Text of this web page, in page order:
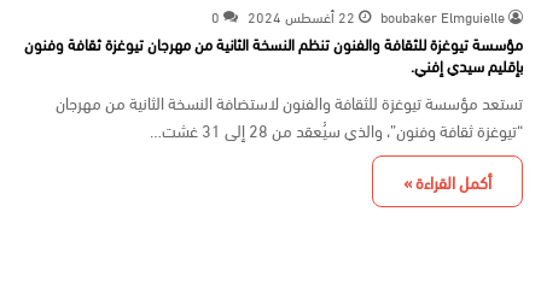
boubaker Elmguielle 22 أغسطس 2024 0
مؤسسة تيوغزة للثقافة والفنون تنظم النسخة الثانية من مهرجان تيوغزة ثقافة وفنون
بإقليم سيدي إفني.
تستعد مؤسسة تيوغزة للثقافة والفنون لاستضافة النسخة الثانية من مهرجان
“تيوغزة ثقافة وفنون”، والذي سيُعقد من 28 إلى 31 غشت…
أكمل القراءة »